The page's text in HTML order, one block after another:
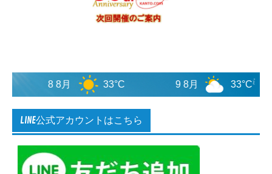
8 8月 33°C 9 8月 33°C
LINE公式アカウントはこちら